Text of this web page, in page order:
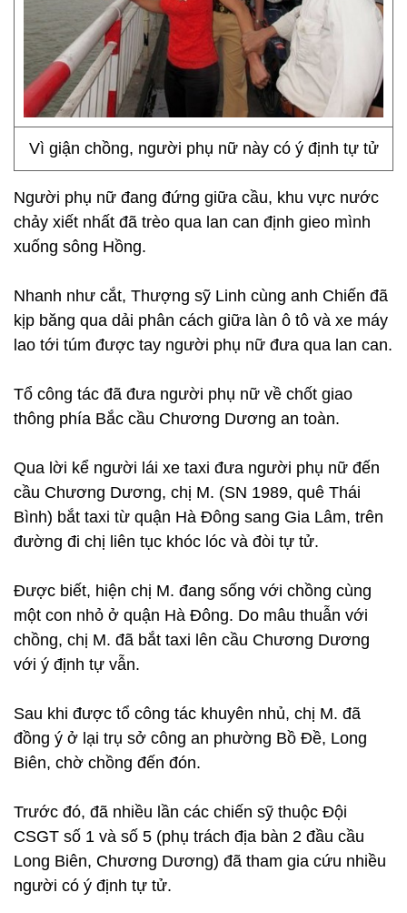
Vì giận chồng, người phụ nữ này có ý định tự tử
Người phụ nữ đang đứng giữa cầu, khu vực nước
chảy xiết nhất đã trèo qua lan can định gieo mình
xuống sông Hồng.
Nhanh như cắt, Thượng sỹ Linh cùng anh Chiến đã
kịp băng qua dải phân cách giữa làn ô tô và xe máy
lao tới túm được tay người phụ nữ đưa qua lan can.
Tổ công tác đã đưa người phụ nữ về chốt giao
thông phía Bắc cầu Chương Dương an toàn.
Qua lời kể người lái xe taxi đưa người phụ nữ đến
cầu Chương Dương, chị M. (SN 1989, quê Thái
Bình) bắt taxi từ quận Hà Đông sang Gia Lâm, trên
đường đi chị liên tục khóc lóc và đòi tự tử.
Được biết, hiện chị M. đang sống với chồng cùng
một con nhỏ ở quận Hà Đông. Do mâu thuẫn với
chồng, chị M. đã bắt taxi lên cầu Chương Dương
với ý định tự vẫn.
Sau khi được tổ công tác khuyên nhủ, chị M. đã
đồng ý ở lại trụ sở công an phường Bồ Đề, Long
Biên, chờ chồng đến đón.
Trước đó, đã nhiều lần các chiến sỹ thuộc Đội
CSGT số 1 và số 5 (phụ trách địa bàn 2 đầu cầu
Long Biên, Chương Dương) đã tham gia cứu nhiều
người có ý định tự tử.